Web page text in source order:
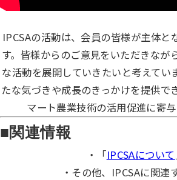
IPCSAの活動は、会員の皆様が主体と
す。皆様からのご意見をいただきなが
な活動を展開していきたいと考えてい
たな気づきや成長のきっかけを提供で
マート農業技術の活用促進に寄与
■関連情報
・「IPCSAについて
・その他、IPCSAに関連